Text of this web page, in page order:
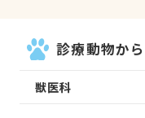
診療動物か
獣医科